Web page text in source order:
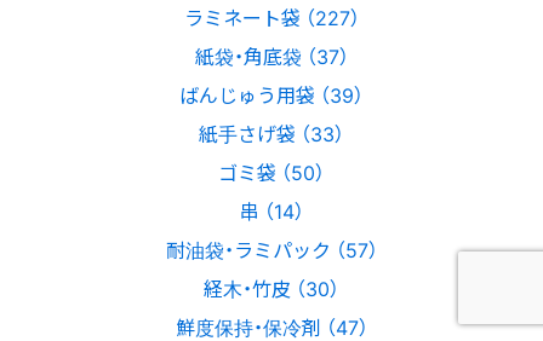
ラミネート袋 （227）
紙袋・角底袋 （37）
ばんじゅう用袋 （39）
紙手さげ袋 （33）
ゴミ袋 （50）
串 （14）
耐油袋・ラミパック （57）
経木・竹皮 （30）
鮮度保持・保冷剤 （47）